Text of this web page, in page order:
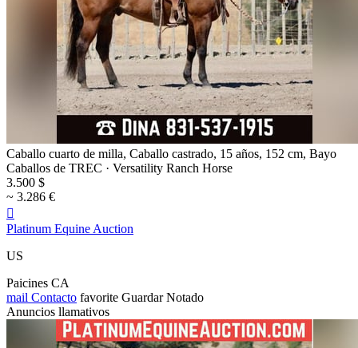
Caballo cuarto de milla, Caballo castrado, 15 años, 152 cm, Bayo
Caballos de TREC · Versatility Ranch Horse
3.500 $
~ 3.286 €

Platinum Equine Auction
US
Paicines CA
mail Contacto favorite Guardar Notado
Anuncios llamativos